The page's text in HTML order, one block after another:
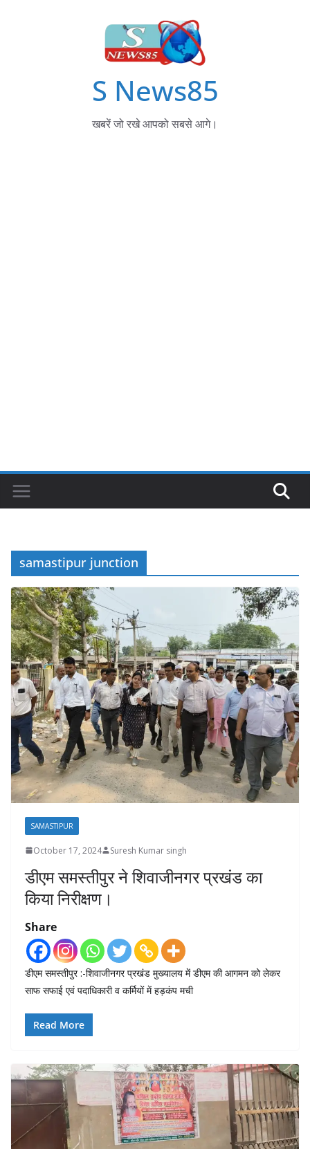
S News85
खबरें जो रखे आपको सबसे आगे।
samastipur junction
SAMASTIPUR
October 17, 2024 Suresh Kumar singh
डीएम समस्तीपुर ने शिवाजीनगर प्रखंड का
किया निरीक्षण।
Share
डीएम समस्तीपुर :-शिवाजीनगर प्रखंड मुख्यालय में डीएम की आगमन को लेकर
साफ सफाई एवं पदाधिकारी व कर्मियों में हड़कंप मची
Read More